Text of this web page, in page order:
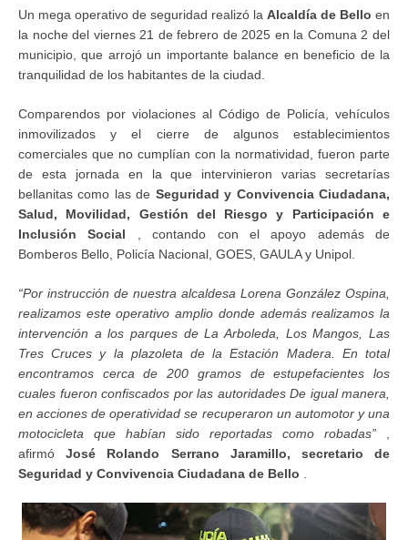
Un mega operativo de seguridad realizó la Alcaldía de Bello en
la noche del viernes 21 de febrero de 2025 en la Comuna 2 del
municipio, que arrojó un importante balance en beneficio de la
tranquilidad de los habitantes de la ciudad.
Comparendos por violaciones al Código de Policía, vehículos
inmovilizados y el cierre de algunos establecimientos
comerciales que no cumplían con la normatividad, fueron parte
de esta jornada en la que intervinieron varias secretarías
bellanitas como las de Seguridad y Convivencia Ciudadana,
Salud, Movilidad, Gestión del Riesgo y Participación e
Inclusión Social , contando con el apoyo además de
Bomberos Bello, Policía Nacional, GOES, GAULA y Unipol.
“Por instrucción de nuestra alcaldesa Lorena González Ospina,
realizamos este operativo amplio donde además realizamos la
intervención a los parques de La Arboleda, Los Mangos, Las
Tres Cruces y la plazoleta de la Estación Madera. En total
encontramos cerca de 200 gramos de estupefacientes los
cuales fueron confiscados por las autoridades De igual manera,
en acciones de operatividad se recuperaron un automotor y una
motocicleta que habían sido reportadas como robadas” ,
afirmóJosé Rolando Serrano Jaramillo, secretario de
Seguridad y Convivencia Ciudadana de Bello .